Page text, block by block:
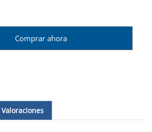
Comprar ahora
Valoraciones